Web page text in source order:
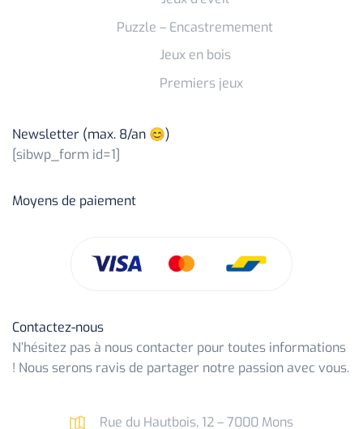
Puzzle – Encastremement
Jeux en bois
Premiers jeux
Newsletter (max. 8/an 😊)
[sibwp_form id=1]
Moyens de paiement
Contactez-nous
N’hésitez pas à nous contacter pour toutes informations
! Nous serons ravis de partager notre passion avec vous.
Rue du Hautbois, 12 – 7000 Mons